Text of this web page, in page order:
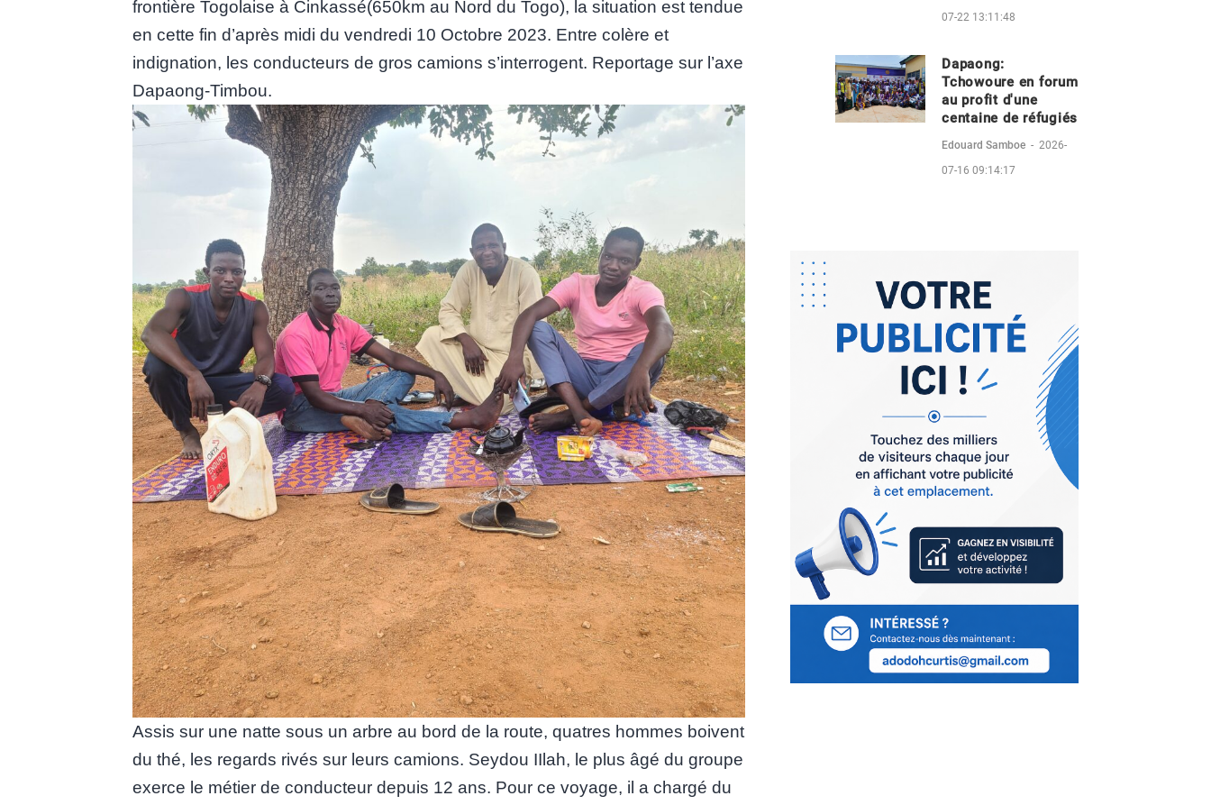
frontière Togolaise à Cinkassé(650km au Nord du Togo), la situation est tendue
en cette fin d’après midi du vendredi 10 Octobre 2023. Entre colère et
indignation, les conducteurs de gros camions s’interrogent. Reportage sur l’axe
Dapaong-Timbou.
Assis sur une natte sous un arbre au bord de la route, quatres hommes boivent
du thé, les regards rivés sur leurs camions. Seydou IIlah, le plus âgé du groupe
exerce le métier de conducteur depuis 12 ans. Pour ce voyage, il a chargé du
07-22 13:11:48
Dapaong:
Tchowoure en forum
au profit d'une
centaine de réfugiés
Edouard Samboe - 2026-
07-16 09:14:17